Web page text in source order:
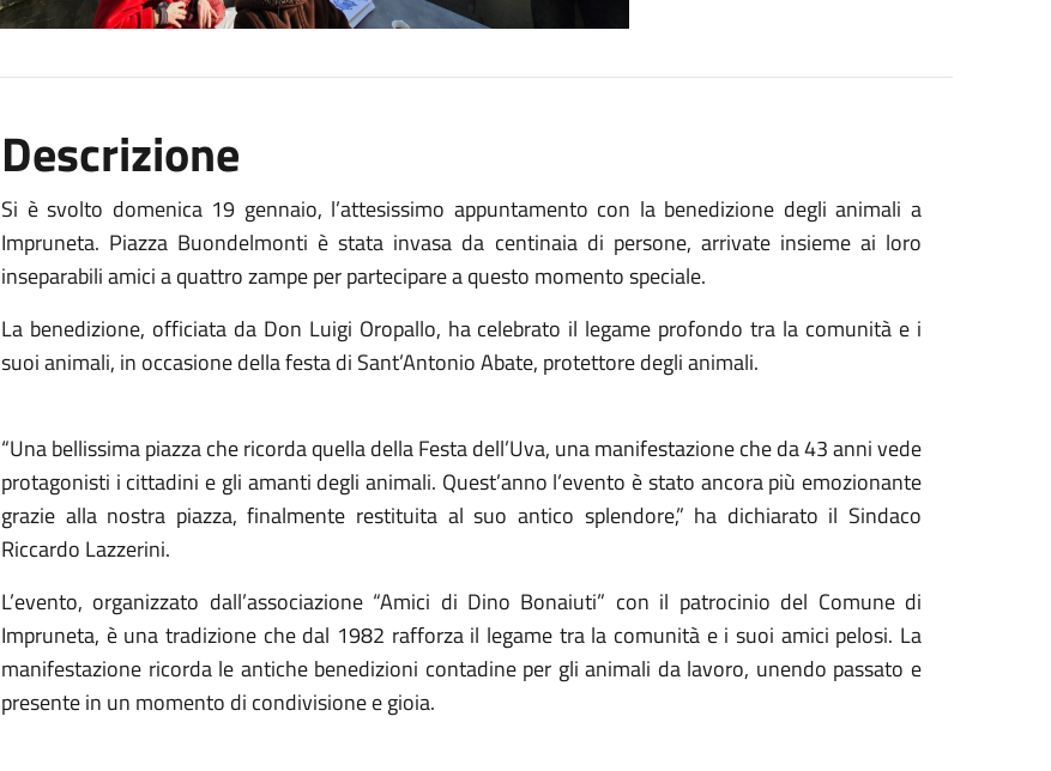
Descrizione
Si è svolto domenica 19 gennaio, l’attesissimo appuntamento con la benedizione degli animali a
Impruneta. Piazza Buondelmonti è stata invasa da centinaia di persone, arrivate insieme ai loro
inseparabili amici a quattro zampe per partecipare a questo momento speciale.
La benedizione, officiata da Don Luigi Oropallo, ha celebrato il legame profondo tra la comunità e i
suoi animali, in occasione della festa di Sant’Antonio Abate, protettore degli animali.
“Una bellissima piazza che ricorda quella della Festa dell’Uva, una manifestazione che da 43 anni vede
protagonisti i cittadini e gli amanti degli animali. Quest’anno l’evento è stato ancora più emozionante
grazie alla nostra piazza, finalmente restituita al suo antico splendore,” ha dichiarato il Sindaco
Riccardo Lazzerini.
L’evento, organizzato dall’associazione “Amici di Dino Bonaiuti” con il patrocinio del Comune di
Impruneta, è una tradizione che dal 1982 rafforza il legame tra la comunità e i suoi amici pelosi. La
manifestazione ricorda le antiche benedizioni contadine per gli animali da lavoro, unendo passato e
presente in un momento di condivisione e gioia.